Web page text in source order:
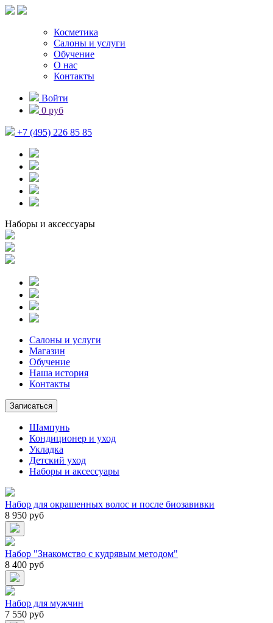
Косметика
Салоны и услуги
Обучение
О нас
Контакты
Войти
0 руб
+7 (495) 226 85 85
Наборы и аксессуары
Салоны и услуги
Магазин
Обучение
Наша история
Контакты
Записаться
Шампунь
Кондиционер и уход
Укладка
Детский уход
Наборы и аксессуары
Набор для окрашенных волос и после биозавивки
8 950 руб
Набор "Знакомство с кудрявым методом"
8 400 руб
Набор для мужчин
7 550 руб